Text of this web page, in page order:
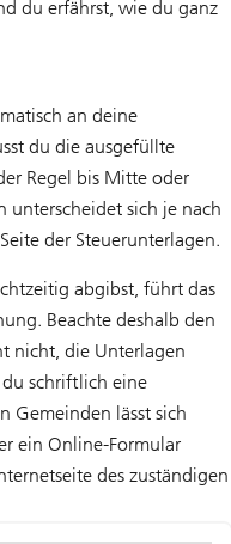
du erfährst, wie du ganz
an deine
du die ausgefüllte
Regel bis Mitte oder
unterscheidet sich je nach
der Steuerunterlagen.
abgibst, führt das
Beachte deshalb den
nicht, die Unterlagen
schriftlich eine
Gemeinden lässt sich
ein Online-Formular
des zuständigen